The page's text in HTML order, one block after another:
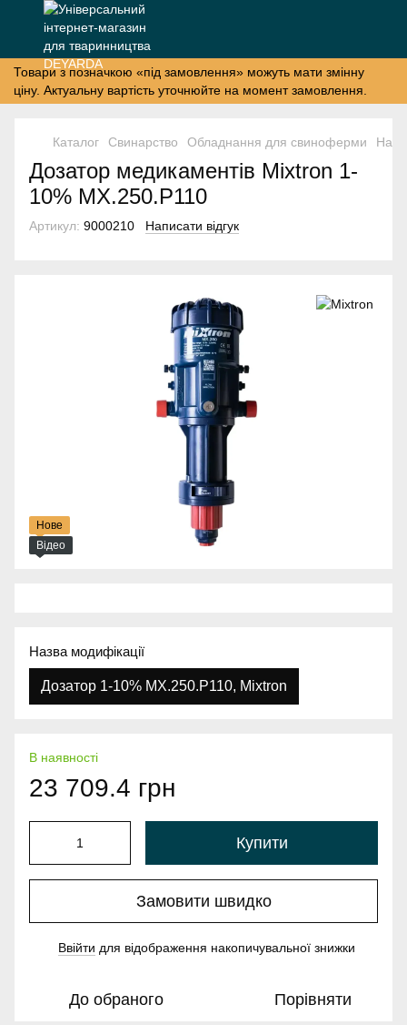
Товари з позначкою «під замовлення» можуть мати змінну
ціну. Актуальну вартість уточнюйте на момент замовлення.
Каталог Свинарство Обладнання для свиноферми
Дозатор медикаментів Mixtron 1-
10% MX.250.P110
Артикул: 9000210 Написати відгук
Нове
Відео
Назва модифікації
Дозатор 1-10% MX.250.P110, Mixtron
В наявності
23 709.4 грн
Купити
Замовити швидко
Ввійти для відображення накопичувальної знижки
До обраного Порівняти